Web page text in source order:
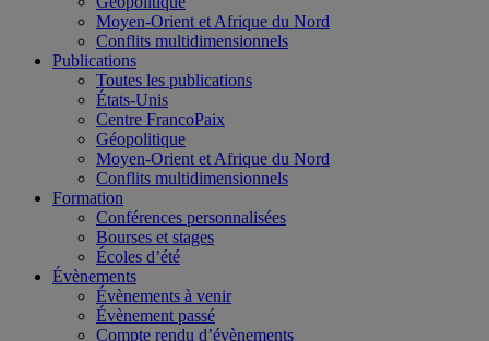
Moyen-Orient et Afrique du Nord
Conflits multidimensionnels
Publications
Toutes les publications
États-Unis
Centre FrancoPaix
Géopolitique
Moyen-Orient et Afrique du Nord
Conflits multidimensionnels
Formation
Conférences personnalisées
Bourses et stages
Écoles d’été
Évènements
Évènements à venir
Évènement passé
Compte rendu d’évènements